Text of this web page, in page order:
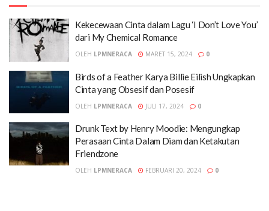
Kekecewaan Cinta dalam Lagu ‘I Don’t Love You’
dari My Chemical Romance
OLEH LPMNERACA MARET 15, 2024 0
Birds of a Feather Karya Billie Eilish Ungkapkan
Cinta yang Obsesif dan Posesif
OLEH LPMNERACA JULI 17, 2024 0
Drunk Text by Henry Moodie: Mengungkap
Perasaan Cinta Dalam Diam dan Ketakutan
Friendzone
OLEH LPMNERACA FEBRUARI 20, 2024 0